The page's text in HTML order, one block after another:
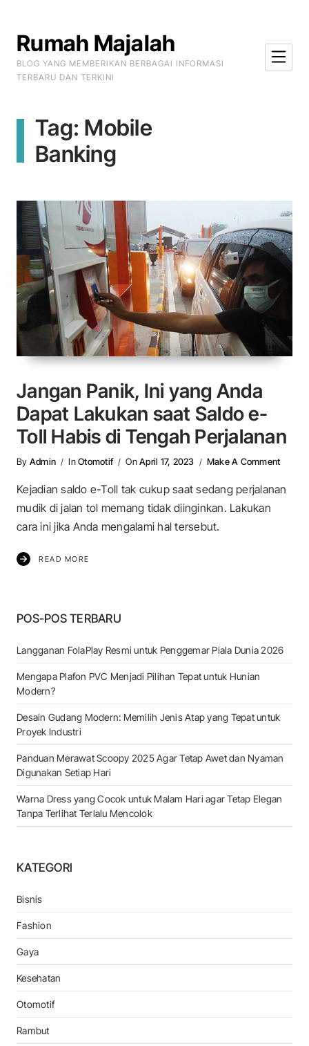
Rumah Majalah
BLOG YANG MEMBERIKAN BERBAGAI INFORMASI
TERBARU DAN TERKINI
Tag: Mobile
Banking
Jangan Panik, Ini yang Anda
Dapat Lakukan saat Saldo e-
Toll Habis di Tengah Perjalanan
By Admin InOtomotif OnApril 17, 2023 Make A CommentOn
Kejadian saldo e-Toll tak cukup saat sedang perjalanan
mudik di jalan tol memang tidak diinginkan. Lakukan
cara ini jika Anda mengalami hal tersebut.
READ MORE
POS-POS TERBARU
Langganan FolaPlay Resmi untuk Penggemar Piala Dunia 2026
Mengapa Plafon PVC Menjadi Pilihan Tepat untuk Hunian
Modern?
Desain Gudang Modern: Memilih Jenis Atap yang Tepat untuk
Proyek Industri
Panduan Merawat Scoopy 2025 Agar Tetap Awet dan Nyaman
Digunakan Setiap Hari
Warna Dress yang Cocok untuk Malam Hari agar Tetap Elegan
Tanpa Terlihat Terlalu Mencolok
KATEGORI
Bisnis
Fashion
Gaya
Kesehatan
Otomotif
Rambut